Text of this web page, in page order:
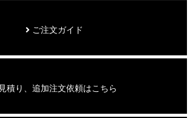
ご注文ガイド
積り、追加注文依頼はこちら